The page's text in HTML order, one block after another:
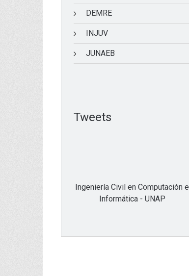
DEMRE
INJUV
JUNAEB
Tweets
Ingeniería Civil en Computación e
Informática - UNAP